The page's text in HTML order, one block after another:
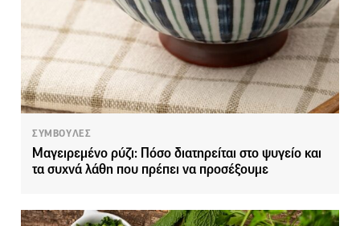
ΣΥΜΒΟΥΛΕΣ
Μαγειρεμένο ρύζι: Πόσο διατηρείται στο ψυγείο και
τα συχνά λάθη που πρέπει να προσέξουμε